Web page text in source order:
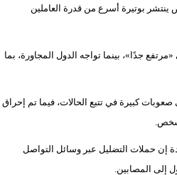
بوتيرة أسرع من قدرة العاملين
جدًا»، بينما تواجه الدول المجاورة، بما
كبيرة في تتبع الحالات، فيما تم إحراق
إن حملات التضليل عبر وسائل التواصل
إلى المصابين.